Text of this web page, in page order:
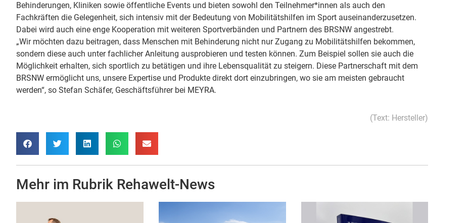
Behinderungen, Kliniken sowie öffentliche Events und bieten sowohl den Teilnehmer*innen als auch den
Fachkräften die Gelegenheit, sich intensiv mit der Bedeutung von Mobilitätshilfen im Sport auseinanderzusetzen.
Dabei wird auch eine enge Kooperation mit weiteren Sportverbänden und Partnern des BRSNW angestrebt.
„Wir möchten dazu beitragen, dass Menschen mit Behinderung nicht nur Zugang zu Mobilitätshilfen bekommen,
sondern diese auch unter fachlicher Anleitung ausprobieren und testen können. Zum Beispiel sollen sie auch die
Möglichkeit erhalten, sich sportlich zu betätigen und ihre Lebensqualität zu steigern. Diese Partnerschaft mit dem
BRSNW ermöglicht uns, unsere Expertise und Produkte direkt dort einzubringen, wo sie am meisten gebraucht
werden“, so Stefan Schäfer, Geschäftsführer bei MEYRA.
(Text: Hersteller)
Mehr im Rubrik Rehawelt-News